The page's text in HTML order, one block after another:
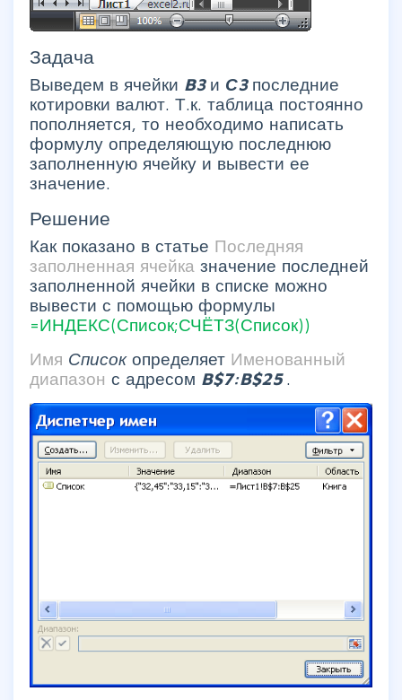
Задача
Выведем в ячейки B3 и С3 последние
котировки валют. Т.к. таблица постоянно
пополняется, то необходимо написать
формулу определяющую последнюю
заполненную ячейку и вывести ее
значение.
Решение
Как показано в статье Последняя
заполненная ячейка значение последней
заполненной ячейки в списке можно
вывести с помощью формулы
=ИНДЕКС(Список;СЧЁТЗ(Список))
Имя Список определяет Именованный
диапазон с адресом B$7:B$25.